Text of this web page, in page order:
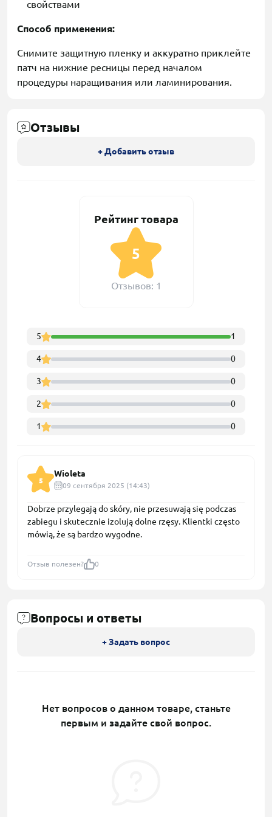
свойствами
Способ применения:
Снимите защитную пленку и аккуратно приклейте
патч на нижние ресницы перед началом
процедуры наращивания или ламинирования.
Отзывы
+ Добавить отзыв
Рейтинг товара
5
Отзывов: 1
5 1
4 0
3 0
2 0
1 0
5
Wioleta
09 сентября 2025 (14:43)
Dobrze przylegają do skóry, nie przesuwają się podczas
zabiegu i skutecznie izolują dolne rzęsy. Klientki często
mówią, że są bardzo wygodne.
Отзыв полезен? 0
Вопросы и ответы
+ Задать вопрос
Нет вопросов о данном товаре, станьте
первым и задайте свой вопрос.